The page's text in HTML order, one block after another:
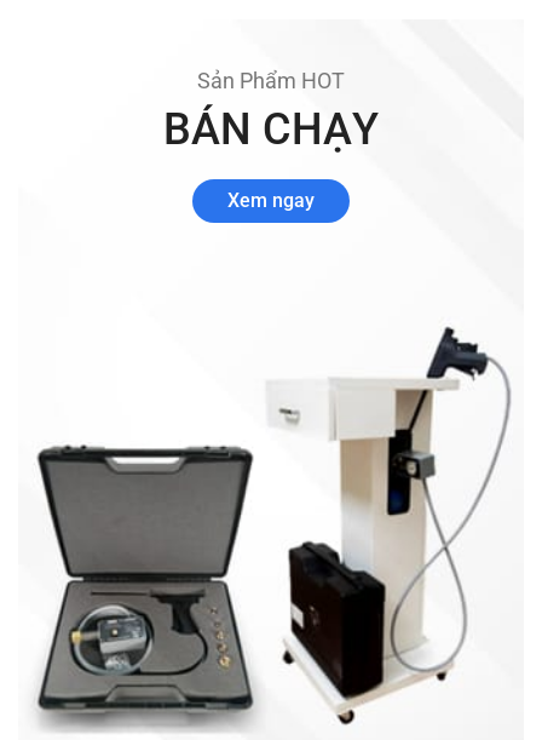
Sản Phẩm HOT
BÁN CHẠY
Xem ngay